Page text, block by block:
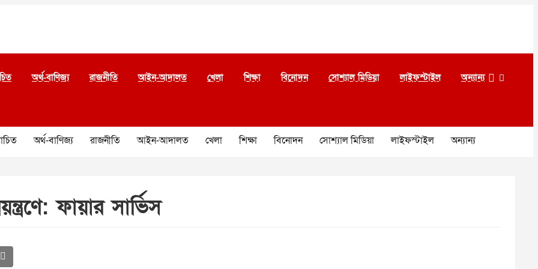
অর্থ-বাণিজ্য রাজনীতি আইন-আদালত খেলা শিক্ষা বিনোদন সোশ্যাল মিডিয়া লাইফস্টাইল অন্যান্য
অর্থ-বাণিজ্য রাজনীতি আইন-আদালত খেলা শিক্ষা বিনোদন সোশ্যাল মিডিয়া লাইফস্টাইল অন্যান্য
ফায়ার সার্ভিস